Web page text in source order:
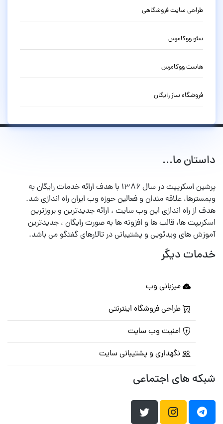
طراحی سایت فروشگاهی
سئو ووکامرس
هاست ووکامرس
فروشگاه ساز رایگان
داستان ما...
پرشین اسکریپت در سال ۱۳۸۶ با هدف ارائه خدمات رایگان به
وبمسترها، علاقه مندان و فعالین حوزه وب ایران راه اندازی شد.
هدف از راه اندازی این وب سایت ، ارائه جدیدترین و بروزترین
اسکریپت ها، قالب ها و افزونه ها به صورت رایگان ، جدیدترین
آموزش های ویدئویی و پشتیبانی در تالارهای گفتگو می باشد.
خدمات دیگر
میزبانی وب
طراحی فروشگاه اینترنتی
امنیت وب سایت
نگهداری و پشتیبانی سایت
شبکه های اجتماعی